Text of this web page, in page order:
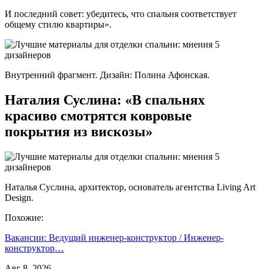
И последний совет: убедитесь, что спальня соответствует
общему стилю квартиры».
Внутренний фрагмент. Дизайн: Полина Афонская.
Наталия Суслина: «В спальнях
красиво смотрятся ковровые
покрытия из вискозы»
Наталья Суслина, архитектор, основатель агентства Living Art
Design.
Похожие:
Вакансии: Ведущий инженер-конструктор / Инженер-
конструктор…